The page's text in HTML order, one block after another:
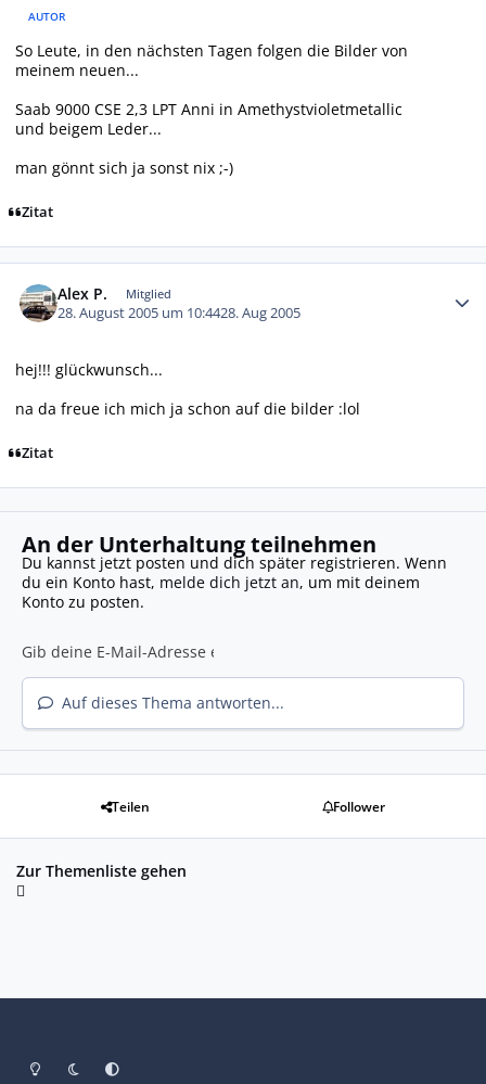
AUTOR
So Leute, in den nächsten Tagen folgen die Bilder von
meinem neuen...
Saab 9000 CSE 2,3 LPT Anni in Amethystvioletmetallic
und beigem Leder...
man gönnt sich ja sonst nix ;-)
Zitat
Alex P. Mitglied
28. August 2005 um 10:4428. Aug 2005
hej!!! glückwunsch...
na da freue ich mich ja schon auf die bilder :lol
Zitat
An der Unterhaltung teilnehmen
Du kannst jetzt posten und dich später registrieren. Wenn
du ein Konto hast, melde dich jetzt an, um mit deinem
Konto zu posten.
Auf dieses Thema antworten...
Teilen Follower
Zur Themenliste gehen
Heller ModusDunkler Modus
Systemeinstellung